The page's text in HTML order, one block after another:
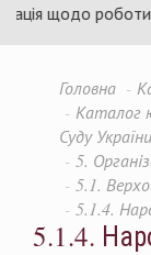
КСУ за
Головна
Каталог
Суду
5.
5.1.
5.1.4.
5.1.4.